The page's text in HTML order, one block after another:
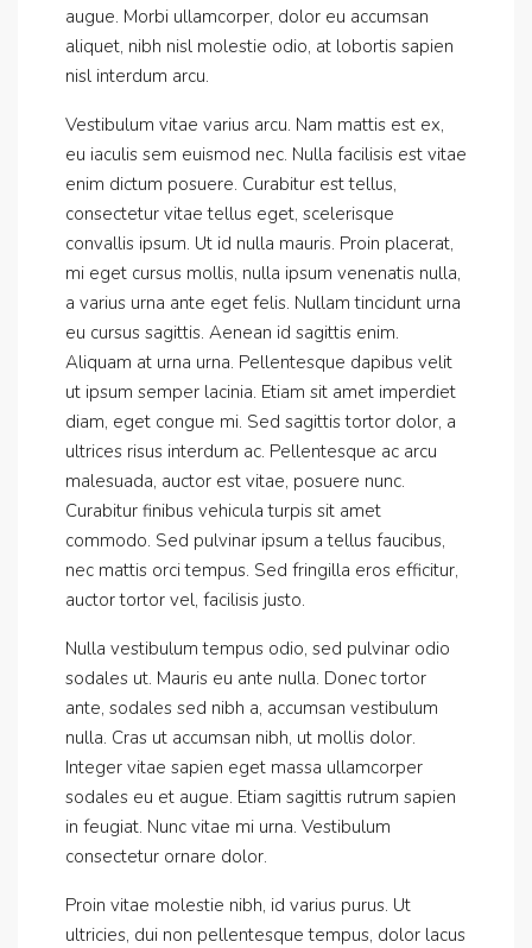
augue. Morbi ullamcorper, dolor eu accumsan
aliquet, nibh nisl molestie odio, at lobortis sapien
nisl interdum arcu.
Vestibulum vitae varius arcu. Nam mattis est ex,
eu iaculis sem euismod nec. Nulla facilisis est vitae
enim dictum posuere. Curabitur est tellus,
consectetur vitae tellus eget, scelerisque
convallis ipsum. Ut id nulla mauris. Proin placerat,
mi eget cursus mollis, nulla ipsum venenatis nulla,
a varius urna ante eget felis. Nullam tincidunt urna
eu cursus sagittis. Aenean id sagittis enim.
Aliquam at urna urna. Pellentesque dapibus velit
ut ipsum semper lacinia. Etiam sit amet imperdiet
diam, eget congue mi. Sed sagittis tortor dolor, a
ultrices risus interdum ac. Pellentesque ac arcu
malesuada, auctor est vitae, posuere nunc.
Curabitur finibus vehicula turpis sit amet
commodo. Sed pulvinar ipsum a tellus faucibus,
nec mattis orci tempus. Sed fringilla eros efficitur,
auctor tortor vel, facilisis justo.
Nulla vestibulum tempus odio, sed pulvinar odio
sodales ut. Mauris eu ante nulla. Donec tortor
ante, sodales sed nibh a, accumsan vestibulum
nulla. Cras ut accumsan nibh, ut mollis dolor.
Integer vitae sapien eget massa ullamcorper
sodales eu et augue. Etiam sagittis rutrum sapien
in feugiat. Nunc vitae mi urna. Vestibulum
consectetur ornare dolor.
Proin vitae molestie nibh, id varius purus. Ut
ultricies, dui non pellentesque tempus, dolor lacus